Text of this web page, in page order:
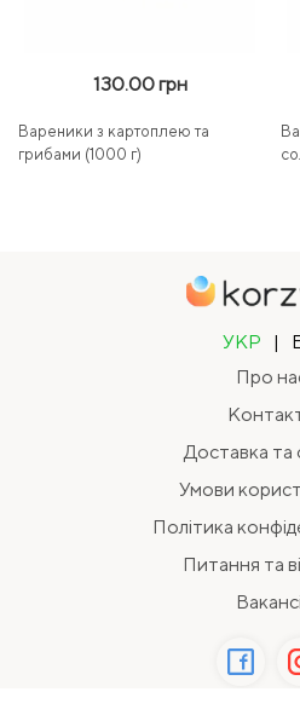
130.00 грн
Вареники з картоплею та
грибами (1000 г)
УКР |
Про
Доставка та
Умови
Політика
Питання та